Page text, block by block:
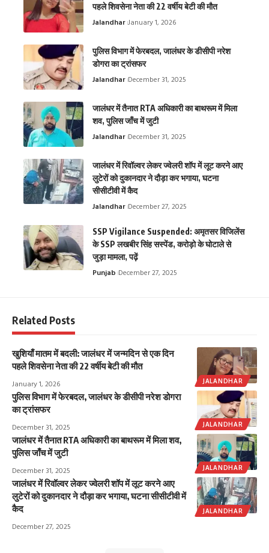
पहले शिवसेना नेता की 22 वर्षीय बेटी की मौत
Jalandhar January 1, 2026
पुलिस विभाग में फेरबदल, जालंधर के डीसीपी नरेश
डोगरा का ट्रांसफर
Jalandhar December 31, 2025
जालंधर में तैनात RTA अधिकारी का बाथरूम में मिला
शव, पुलिस जाँच में जुटी
Jalandhar December 31, 2025
जालंधर में रिवॉल्वर लेकर ज्वेलरी शॉप में लूट करने आए
लुटेरों को दुकानदार ने दौड़ा कर भगाया, घटना
सीसीटीवी में कैद
Jalandhar December 27, 2025
SSP Vigilance Suspended: अमृतसर विजिलेंस
के SSP लखबीर सिंह सस्पेंड, करोड़ो के घोटाले से
जुड़ा मामला, पढ़ें
Punjab December 27, 2025
Related Posts
JALANDHAR
खुशियाँ मातम में बदली: जालंधर में जन्मदिन से एक दिन
पहले शिवसेना नेता की 22 वर्षीय बेटी की मौत
January 1, 2026
JALANDHAR
पुलिस विभाग में फेरबदल, जालंधर के डीसीपी नरेश डोगरा
का ट्रांसफर
December 31, 2025
JALANDHAR
जालंधर में तैनात RTA अधिकारी का बाथरूम में मिला शव,
पुलिस जाँच में जुटी
December 31, 2025
JALANDHAR
जालंधर में रिवॉल्वर लेकर ज्वेलरी शॉप में लूट करने आए
लुटेरों को दुकानदार ने दौड़ा कर भगाया, घटना सीसीटीवी में
कैद
December 27, 2025